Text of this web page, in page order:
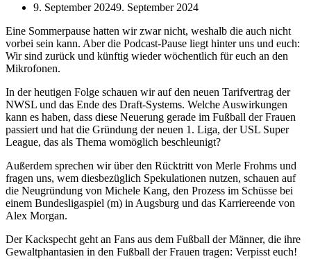
9. September 20249. September 2024
Eine Sommerpause hatten wir zwar nicht, weshalb die auch nicht
vorbei sein kann. Aber die Podcast-Pause liegt hinter uns und euch:
Wir sind zurück und künftig wieder wöchentlich für euch an den
Mikrofonen.
In der heutigen Folge schauen wir auf den neuen Tarifvertrag der
NWSL und das Ende des Draft-Systems. Welche Auswirkungen
kann es haben, dass diese Neuerung gerade im Fußball der Frauen
passiert und hat die Gründung der neuen 1. Liga, der USL Super
League, das als Thema womöglich beschleunigt?
Außerdem sprechen wir über den Rücktritt von Merle Frohms und
fragen uns, wem diesbezüglich Spekulationen nutzen, schauen auf
die Neugründung von Michele Kang, den Prozess im Schüsse bei
einem Bundesligaspiel (m) in Augsburg und das Karriereende von
Alex Morgan.
Der Kackspecht geht an Fans aus dem Fußball der Männer, die ihre
Gewaltphantasien in den Fußball der Frauen tragen: Verpisst euch!